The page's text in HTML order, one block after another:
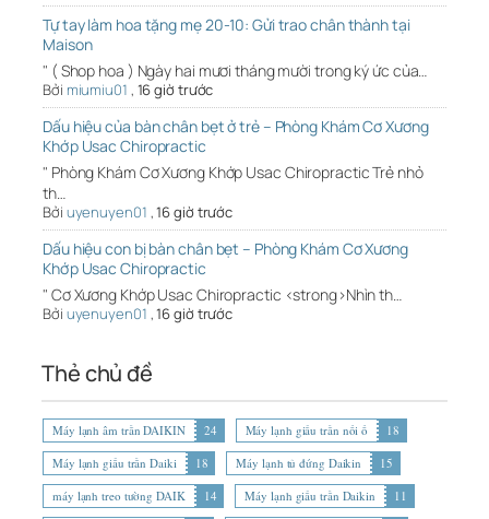
Tự tay làm hoa tặng mẹ 20-10: Gửi trao chân thành tại
Maison
" ( Shop hoa ) Ngày hai mươi tháng mười trong ký ức của…
Bởi miumiu01 , 16 giờ trước
Dấu hiệu của bàn chân bẹt ở trẻ – Phòng Khám Cơ Xương
Khớp Usac Chiropractic
" Phòng Khám Cơ Xương Khớp Usac Chiropractic Trẻ nhỏ
th…
Bởi uyenuyen01 ,16 giờ trước
Dấu hiệu con bị bàn chân bẹt – Phòng Khám Cơ Xương
Khớp Usac Chiropractic
" Cơ Xương Khớp Usac Chiropractic <strong>Nhìn th…
Bởi uyenuyen01 ,16 giờ trước
Thẻ chủ đề
Máy lạnh âm trần DAIKIN 24 Máy lạnh giấu trần nối ố
18
Máy lạnh giấu trần Daiki
18 Máy lạnh tủ đứng Daikin
15
máy lạnh treo tường DAIK
14 Máy lạnh giấu trần Daikin
11